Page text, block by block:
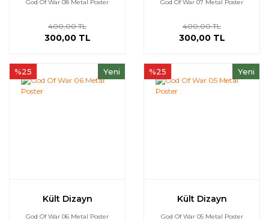
God Of War 08 Metal Poster
400,00 TL
300,00 TL
God Of War 07 Metal Poster
400,00 TL
300,00 TL
Yeni
%25
Kült Dizayn
God Of War 06 Metal Poster
Yeni
%25
Kült Dizayn
God Of War 05 Metal Poster